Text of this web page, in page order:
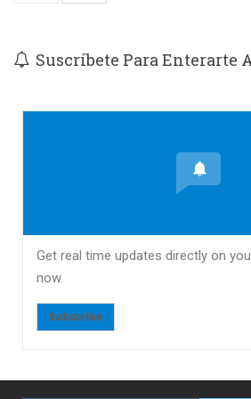
Suscríbete Para Enterarte
Get real time updates directly on
now.
Subscribe